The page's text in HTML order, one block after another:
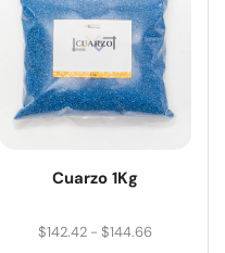
Cuarzo 1Kg
$142.42 - $144.66